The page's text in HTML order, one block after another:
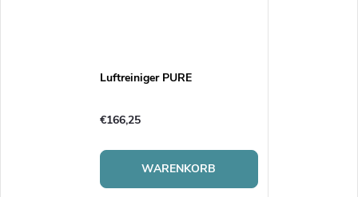
Luftreiniger PURE
€166,25
WARENKORB